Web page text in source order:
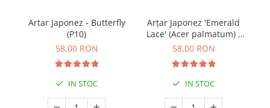
Artar Japonez - Butterfly
(P10)
58,00 RON
IN STOC
Arțar Japonez 'Emerald
Lace' (Acer palmatum) -
30cm
58,00 RON
IN STOC